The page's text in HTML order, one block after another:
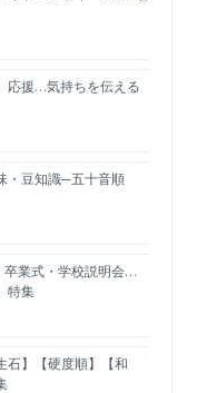
応援…気持ちを伝える
・豆知識─五十音順
卒業式・学校説明会…
特集
石】【硬度順】【和